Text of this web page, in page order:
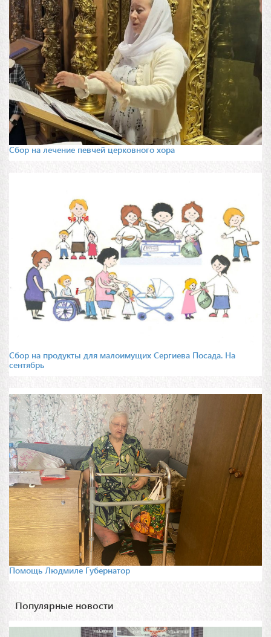
Сбор на лечение певчей церковного хора
Сбор на продукты для малоимущих Сергиева Посада. На
сентябрь
Помощь Людмиле Губернатор
Популярные новости